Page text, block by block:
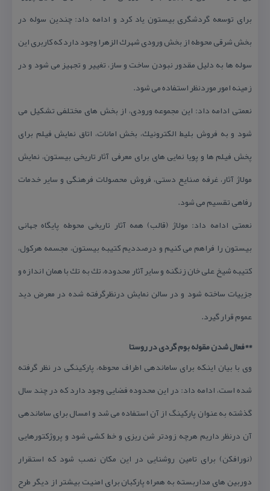
برای توسعه گردشگری بیستون یاد كرد و ادامه داد: چندین سوله در
بخش شرقی محوطه از بخش ورودی شهرك الزهرا وجود دارد كه كاربری این
سوله ها به دلیل مقدور نبودن ساخت و ساز، تغییر و تجهیز می شود و در
زمینه امور موردنظر استفاده می شود.
نعمتی ادامه داد: این مجموعه ورودی، از بخش های مختلفی تشكیل می
شود و به فروش بلیط الكترونیك، بخش امانات، اتاق نمایش فیلم برای
پخش فیلم ها و پویا نمایی های برای معرفی آثار تاریخی بیستون، نمایش
مولاژ آثار، غرفه صنایع دستی، فروش محصولات فرهنگی و سایر خدمات
رفاهی تقسیم می شود.
نعمتی ادامه داد: مولاژ (قالب) همه آثار تاریخی محوطه پایگاه جهانی
بیستون را فراهم می كنیم و درصددیم كتیبه بیستون، مجسمه هركول،
كتیبه شیخ علی خان زنگنه و سایر آثار محدوده، تك به تك با همان اندازه و
جزییات ساخته شود و در سالن نمایش درنظرگرفته شده در معرض دید
عموم قرار گیرد.
**فعال شدن مقوله بوم گردی در روستا
وی با بیان اینكه برای ساماندهی اطراف محوطه، پاركینگی در نظر گرفته
شده است، ادامه داد: در این محدوده فضایی وجود دارد كه در چند سال
گذشته به عنوان پاركینگ از آن استفاده می شد و امسال برای ساماندهی
آن درنظر داریم هرچه زودتر شن ریزی و خط كشی شود و پروژكتورهایی
(نورافكن) برای تامین روشنایی در این مكان نصب شود كه استقرار
دوربین های مداربسته به همراه پاركبان برای امنیت بیشتر از دیگر طرح